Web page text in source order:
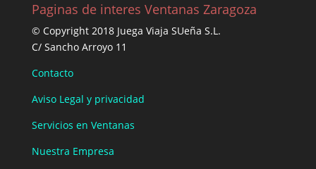
Paginas de interes Ventanas Zaragoza
© Copyright 2018 Juega Viaja SUeña S.L.
C/ Sancho Arroyo 11
Contacto
Aviso Legal y privacidad
Servicios en Ventanas
Nuestra Empresa